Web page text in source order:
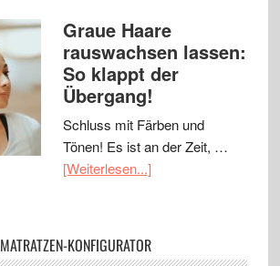
Graue Haare
rauswachsen lassen:
So klappt der
Übergang!
Schluss mit Färben und
Tönen! Es ist an der Zeit, …
[Weiterlesen...]
MATRATZEN-KONFIGURATOR